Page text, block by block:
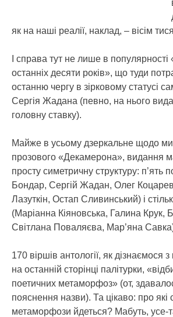
як на наші реалії, наклад, – вісім
І справа тут не лише в популярності
останніх десяти років», що туди
останню чергу в зірковому статусі
Сергія Жадана (певно, на нього
головну ставку).
Майже в усьому дзеркальне щодо
прозового «Декамерона», видання
просту симетричну структуру: п’ять
Бондар, Сергій Жадан, Олег
Лазуткін, Остап Сливинський) і
(Маріанна Кіяновська, Галина Крук,
Світлана Поваляєва, Мар’яна
170 віршів антології, як дізнаємося
на останній сторінці палітурки,
поетичних метаморфоз» (от,
пояснення назви). Та цікаво: про які
метаморфози йдеться? Мабуть, усе-